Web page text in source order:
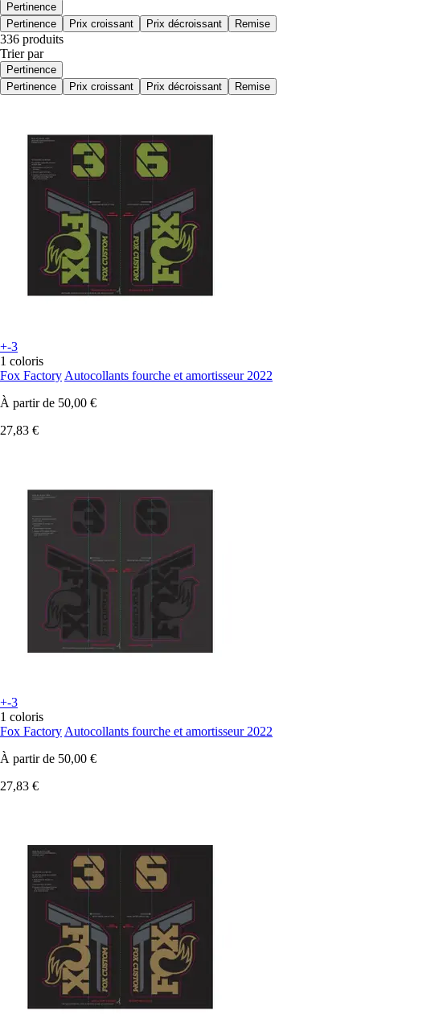
Pertinence
Pertinence
Prix croissant Prix décroissant Remise
336 produits
Trier par
Pertinence
Pertinence
Prix croissant Prix décroissant Remise
+-3
1 coloris
Fox FactoryAutocollants fourche et amortisseur 2022
À partir de 50,00 €
27,83 €
+-3
1 coloris
Fox FactoryAutocollants fourche et amortisseur 2022
À partir de 50,00 €
27,83 €